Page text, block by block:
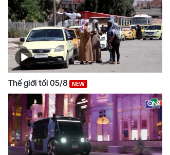
Thế giới tối 05/8 NEW